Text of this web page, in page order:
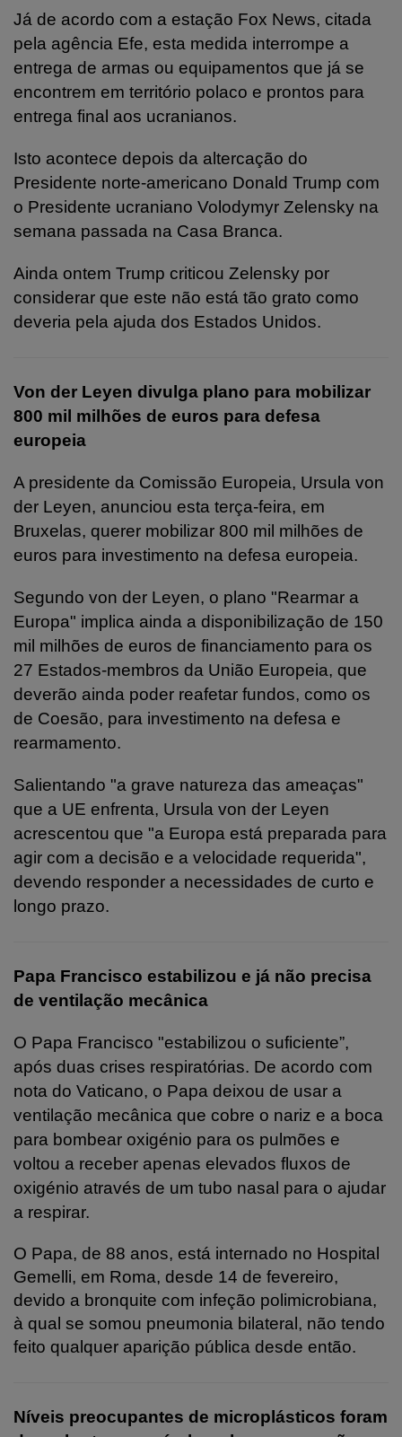
Já de acordo com a estação Fox News, citada
pela agência Efe, esta medida interrompe a
entrega de armas ou equipamentos que já se
encontrem em território polaco e prontos para
entrega final aos ucranianos.
Isto acontece depois da altercação do
Presidente norte-americano Donald Trump com
o Presidente ucraniano Volodymyr Zelensky na
semana passada na Casa Branca.
Ainda ontem Trump criticou Zelensky por
considerar que este não está tão grato como
deveria pela ajuda dos Estados Unidos.
Von der Leyen divulga plano para mobilizar
800 mil milhões de euros para defesa
europeia
A presidente da Comissão Europeia, Ursula von
der Leyen, anunciou esta terça-feira, em
Bruxelas, querer mobilizar 800 mil milhões de
euros para investimento na defesa europeia.
Segundo von der Leyen, o plano "Rearmar a
Europa" implica ainda a disponibilização de 150
mil milhões de euros de financiamento para os
27 Estados-membros da União Europeia, que
deverão ainda poder reafetar fundos, como os
de Coesão, para investimento na defesa e
rearmamento.
Salientando "a grave natureza das ameaças"
que a UE enfrenta, Ursula von der Leyen
acrescentou que "a Europa está preparada para
agir com a decisão e a velocidade requerida",
devendo responder a necessidades de curto e
longo prazo.
Papa Francisco estabilizou e já não precisa
de ventilação mecânica
O Papa Francisco "estabilizou o suficiente”,
após duas crises respiratórias. De acordo com
nota do Vaticano, o Papa deixou de usar a
ventilação mecânica que cobre o nariz e a boca
para bombear oxigénio para os pulmões e
voltou a receber apenas elevados fluxos de
oxigénio através de um tubo nasal para o ajudar
a respirar.
O Papa, de 88 anos, está internado no Hospital
Gemelli, em Roma, desde 14 de fevereiro,
devido a bronquite com infeção polimicrobiana,
à qual se somou pneumonia bilateral, não tendo
feito qualquer aparição pública desde então.
Níveis preocupantes de microplásticos foram